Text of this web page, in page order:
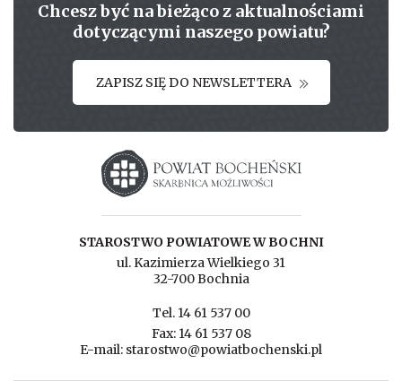
Chcesz być na bieżąco z aktualnościami
dotyczącymi naszego powiatu?
ZAPISZ SIĘ DO NEWSLETTERA
Starostwo powiatowe w Bochni
STAROSTWO POWIATOWE W BOCHNI
ul. Kazimierza Wielkiego 31
32-700 Bochnia
Tel. 14 61 537 00
Fax: 14 61 537 08
E-mail: starostwo@powiatbochenski.pl